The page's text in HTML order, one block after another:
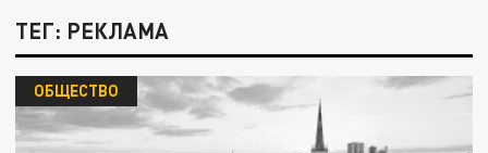
ТЕГ: РЕКЛАМА
ОБЩЕСТВО